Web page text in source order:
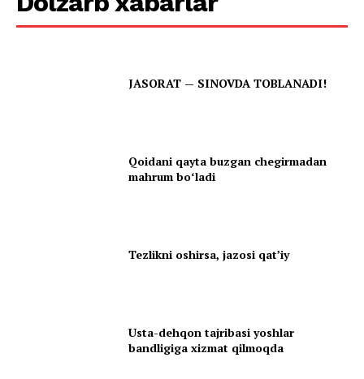
JASORAT — SINOVDA TOBLANADI!
Qoidani qayta buzgan chegirmadan
mahrum boʻladi
Tezlikni oshirsa, jazosi qatʼiy
Usta-dehqon tajribasi yoshlar
bandligiga xizmat qilmoqda